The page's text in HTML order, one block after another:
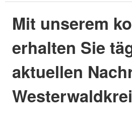
Mit unserem
erhalten Sie
aktuellen